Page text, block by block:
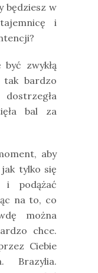
będziesz w
i
być zwykłą
tak bardzo
bal za
aby
tylko się
i podążać
na to, co
można
chce.
Ciebie
Brazylia.